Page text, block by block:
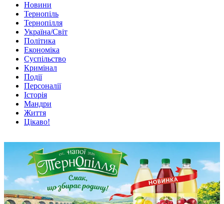
Новини
Тернопіль
Тернопілля
Україна/Світ
Політика
Економіка
Суспільство
Кримінал
Події
Персоналії
Історія
Мандри
Життя
Цікаво!